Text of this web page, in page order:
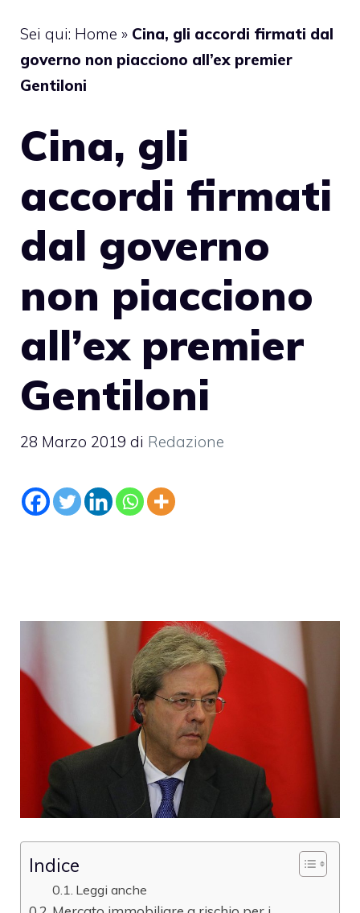
Sei qui: Home » Cina, gli accordi firmati dal
governo non piacciono all’ex premier
Gentiloni
Cina, gli
accordi firmati
dal governo
non piacciono
all’ex premier
Gentiloni
28 Marzo 2019 di Redazione
Indice
Leggi anche